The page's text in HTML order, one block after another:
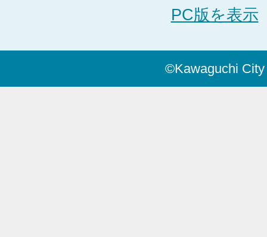
PC版を表示
©Kawaguchi City